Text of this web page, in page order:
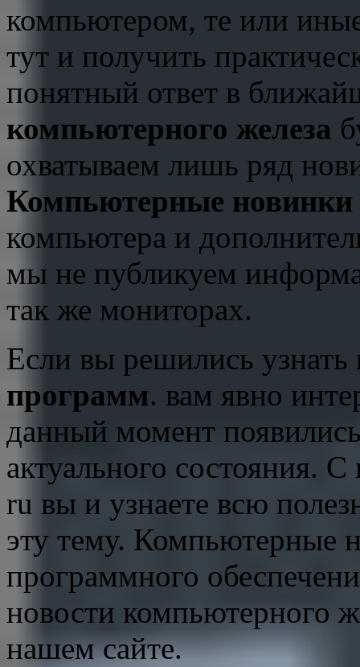
компьютером, те или
тут и получить
понятный ответ в
компьютерного железа
охватываем лишь ряд
Компьютерные новинки
компьютера и
мы не публикуем
так же мониторах.
Если вы решились узнать
программ. вам явно
данный момент
актуального состояния.
ru вы и узнаете всю
эту тему. Компьютерные
программного
новости компьютерного
нашем сайте.